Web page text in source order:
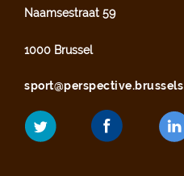
Naamsestraat 59
1000 Brussel
sport@perspective.brussels